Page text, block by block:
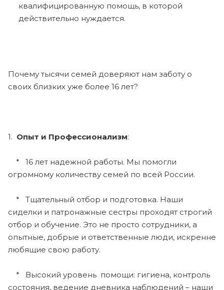
квалифицированную помощь, в которой
действительно нуждается.
Почему тысячи семей доверяют нам заботу о
своих близких уже более 16 лет?
1. Опыт и Профессионализм:
* 16 лет надежной работы. Мы помогли
огромному количеству семей по всей России.
* Тщательный отбор и подготовка. Наши
сиделки и патронажные сестры проходят строгий
отбор и обучение. Это не просто сотрудники, а
опытные, добрые и ответственные люди, искренне
любящие свою работу.
* Высокий уровень помощи: гигиена, контроль
состояния, ведение дневника наблюдений – наши